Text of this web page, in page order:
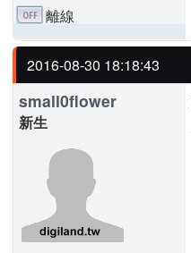
離線
2016-08-30 18:18:43
small0flower
新生